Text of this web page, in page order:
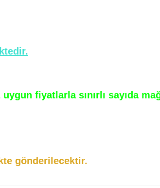
fiyatlarla sınırlı sayıda
gönderilecektir.